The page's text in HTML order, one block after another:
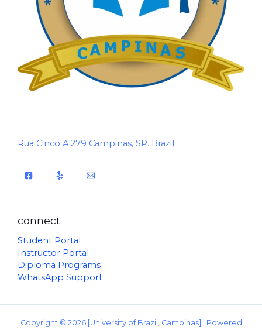
Rua Cinco A 279 Campinas, SP. Brazil
connect
Student Portal
Instructor Portal
Diploma Programs
WhatsApp Support
Copyright © 2026 [University of Brazil, Campinas] | Powered